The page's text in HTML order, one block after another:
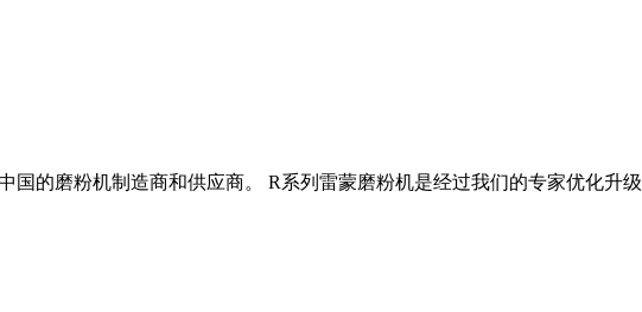
的磨粉机制造商和供应商。 R系列雷蒙磨粉机是经过我们的专家优化升